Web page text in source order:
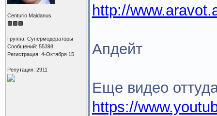
Centurio Maidanus
Группа: Супермодераторы
Сообщений: 55398
Регистрация: 4-Октября 15
Репутация: 2911
http://
Апдейт
Еще видео
https://